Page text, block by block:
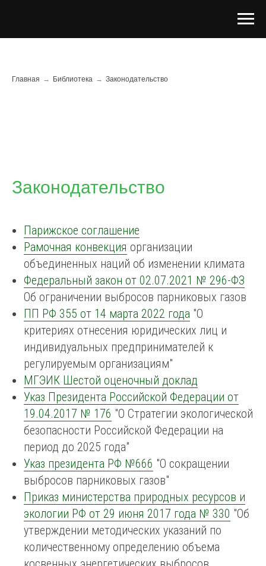
Главная → Библиотека → Законодательство
Законодательство
Парижское соглашение
Рамочная конвекция организации
объединенных наций об изменении климата
Федеральный закон от 02.07.2021 № 296-ФЗ
Об ограничении выбросов парниковых газов
ПП РФ 355 от 14 марта 2022 года "О
критериях отнесения юридических лиц и
индивидуальных предпринимателей к
регулируемым организациям"
МГЭИК Шестой оценочный доклад
Указ Президента Российской Федерации от
19.04.2017 № 176 "О Стратегии экологической
безопасности Российской Федерации на
период до 2025 года"
Указ президента РФ №666 "О сокращении
выбросов парниковых газов"
Приказ министерства природных ресурсов и
экологии РФ от 29 июня 2017 года № 330 "Об
утверждении методических указаний по
количественному определению объема